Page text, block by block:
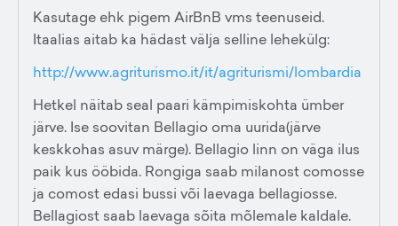
Kasutage ehk pigem AirBnB vms teenuseid.
Itaalias aitab ka hädast välja selline lehekülg:
http://www.agriturismo.it/it/agriturismi/lombardia
Hetkel näitab seal paari kämpimiskohta ümber
järve. Ise soovitan Bellagio oma uurida(järve
keskkohas asuv märge). Bellagio linn on väga ilus
paik kus ööbida. Rongiga saab milanost comosse
ja comost edasi bussi või laevaga bellagiosse.
Bellagiost saab laevaga sõita mõlemale kaldale.